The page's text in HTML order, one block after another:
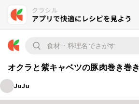
オクラと紫キャベツの豚肉巻き巻き
JuJu